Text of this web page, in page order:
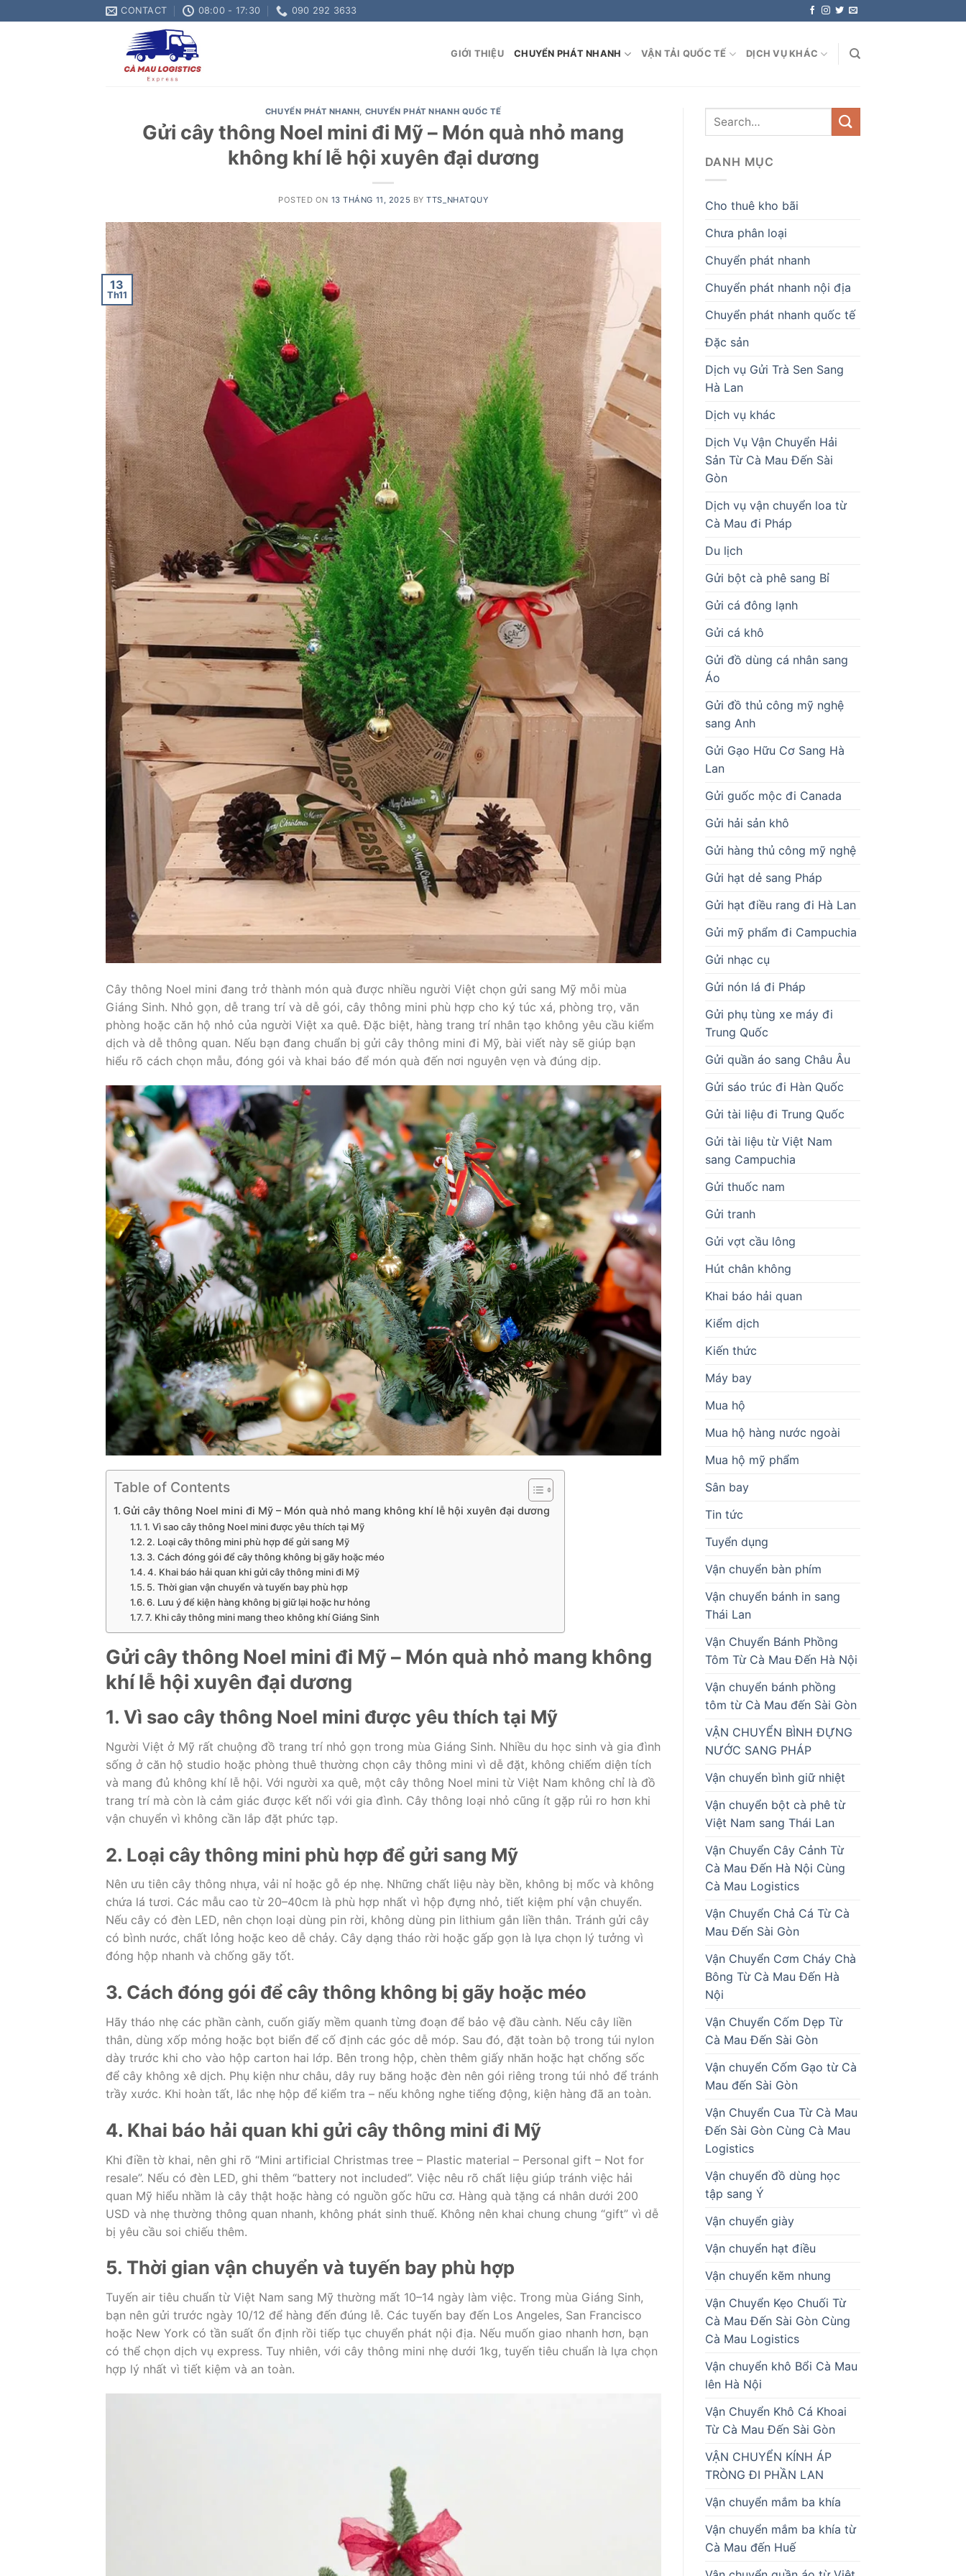
to
CONTACT 08:00 - 17:30 090 292 3633
GIỚI THIỆU CHUYỂN PHÁT NHANH VẬN TẢI QUỐC TẾ DỊCH VỤ KHÁC
CHUYỂN PHÁT NHANH, CHUYỂN PHÁT NHANH QUỐC TẾ
Gửi cây thông Noel mini đi Mỹ – Món quà nhỏ mang
không khí lễ hội xuyên đại dương
POSTED ON 13 THÁNG 11, 2025 BYTTS_NHATQUY
13
Th11
Cây thông Noel mini đang trở thành món quà được nhiều người Việt chọn gửi sang Mỹ mỗi mùa
Giáng Sinh. Nhỏ gọn, dễ trang trí và dễ gói, cây thông mini phù hợp cho ký túc xá, phòng trọ, văn
phòng hoặc căn hộ nhỏ của người Việt xa quê. Đặc biệt, hàng trang trí nhân tạo không yêu cầu kiểm
dịch và dễ thông quan. Nếu bạn đang chuẩn bị gửi cây thông mini đi Mỹ, bài viết này sẽ giúp bạn
hiểu rõ cách chọn mẫu, đóng gói và khai báo để món quà đến nơi nguyên vẹn và đúng dịp.
Table of Contents
Gửi cây thông Noel mini đi Mỹ – Món quà nhỏ mang không khí lễ hội xuyên đại dương
1. Vì sao cây thông Noel mini được yêu thích tại Mỹ
2. Loại cây thông mini phù hợp để gửi sang Mỹ
3. Cách đóng gói để cây thông không bị gãy hoặc méo
4. Khai báo hải quan khi gửi cây thông mini đi Mỹ
5. Thời gian vận chuyển và tuyến bay phù hợp
6. Lưu ý để kiện hàng không bị giữ lại hoặc hư hỏng
7. Khi cây thông mini mang theo không khí Giáng Sinh
Gửi cây thông Noel mini đi Mỹ – Món quà nhỏ mang không
khí lễ hội xuyên đại dương
1. Vì sao cây thông Noel mini được yêu thích tại Mỹ
Người Việt ở Mỹ rất chuộng đồ trang trí nhỏ gọn trong mùa Giáng Sinh. Nhiều du học sinh và gia đình
sống ở căn hộ studio hoặc phòng thuê thường chọn cây thông mini vì dễ đặt, không chiếm diện tích
và mang đủ không khí lễ hội. Với người xa quê, một cây thông Noel mini từ Việt Nam không chỉ là đồ
trang trí mà còn là cảm giác được kết nối với gia đình. Cây thông loại nhỏ cũng ít gặp rủi ro hơn khi
vận chuyển vì không cần lắp đặt phức tạp.
2. Loại cây thông mini phù hợp để gửi sang Mỹ
Nên ưu tiên cây thông nhựa, vải nỉ hoặc gỗ ép nhẹ. Những chất liệu này bền, không bị mốc và không
chứa lá tươi. Các mẫu cao từ 20–40cm là phù hợp nhất vì hộp đựng nhỏ, tiết kiệm phí vận chuyển.
Nếu cây có đèn LED, nên chọn loại dùng pin rời, không dùng pin lithium gắn liền thân. Tránh gửi cây
có bình nước, chất lỏng hoặc keo dễ chảy. Cây dạng tháo rời hoặc gấp gọn là lựa chọn lý tưởng vì
đóng hộp nhanh và chống gãy tốt.
3. Cách đóng gói để cây thông không bị gãy hoặc méo
Hãy tháo nhẹ các phần cành, cuốn giấy mềm quanh từng đoạn để bảo vệ đầu cành. Nếu cây liền
thân, dùng xốp mỏng hoặc bọt biển để cố định các góc dễ móp. Sau đó, đặt toàn bộ trong túi nylon
dày trước khi cho vào hộp carton hai lớp. Bên trong hộp, chèn thêm giấy nhăn hoặc hạt chống sốc
để cây không xê dịch. Phụ kiện như châu, dây ruy băng hoặc đèn nên gói riêng trong túi nhỏ để tránh
trầy xước. Khi hoàn tất, lắc nhẹ hộp để kiểm tra – nếu không nghe tiếng động, kiện hàng đã an toàn.
4. Khai báo hải quan khi gửi cây thông mini đi Mỹ
Khi điền tờ khai, nên ghi rõ “Mini artificial Christmas tree – Plastic material – Personal gift – Not for
resale”. Nếu có đèn LED, ghi thêm “battery not included”. Việc nêu rõ chất liệu giúp tránh việc hải
quan Mỹ hiểu nhầm là cây thật hoặc hàng có nguồn gốc hữu cơ. Hàng quà tặng cá nhân dưới 200
USD và nhẹ thường thông quan nhanh, không phát sinh thuế. Không nên khai chung chung “gift” vì dễ
bị yêu cầu soi chiếu thêm.
5. Thời gian vận chuyển và tuyến bay phù hợp
Tuyến air tiêu chuẩn từ Việt Nam sang Mỹ thường mất 10–14 ngày làm việc. Trong mùa Giáng Sinh,
bạn nên gửi trước ngày 10/12 để hàng đến đúng lễ. Các tuyến bay đến Los Angeles, San Francisco
hoặc New York có tần suất ổn định rồi tiếp tục chuyển phát nội địa. Nếu muốn giao nhanh hơn, bạn
có thể chọn dịch vụ express. Tuy nhiên, với cây thông mini nhẹ dưới 1kg, tuyến tiêu chuẩn là lựa chọn
hợp lý nhất vì tiết kiệm và an toàn.
DANH MỤC
Cho thuê kho bãi
Chưa phân loại
Chuyển phát nhanh
Chuyển phát nhanh nội địa
Chuyển phát nhanh quốc tế
Đặc sản
Dịch vụ Gửi Trà Sen Sang
Hà Lan
Dịch vụ khác
Dịch Vụ Vận Chuyển Hải
Sản Từ Cà Mau Đến Sài
Gòn
Dịch vụ vận chuyển loa từ
Cà Mau đi Pháp
Du lịch
Gửi bột cà phê sang Bỉ
Gửi cá đông lạnh
Gửi cá khô
Gửi đồ dùng cá nhân sang
Áo
Gửi đồ thủ công mỹ nghệ
sang Anh
Gửi Gạo Hữu Cơ Sang Hà
Lan
Gửi guốc mộc đi Canada
Gửi hải sản khô
Gửi hàng thủ công mỹ nghệ
Gửi hạt dẻ sang Pháp
Gửi hạt điều rang đi Hà Lan
Gửi mỹ phẩm đi Campuchia
Gửi nhạc cụ
Gửi nón lá đi Pháp
Gửi phụ tùng xe máy đi
Trung Quốc
Gửi quần áo sang Châu Âu
Gửi sáo trúc đi Hàn Quốc
Gửi tài liệu đi Trung Quốc
Gửi tài liệu từ Việt Nam
sang Campuchia
Gửi thuốc nam
Gửi tranh
Gửi vợt cầu lông
Hút chân không
Khai báo hải quan
Kiểm dịch
Kiến thức
Máy bay
Mua hộ
Mua hộ hàng nước ngoài
Mua hộ mỹ phẩm
Sân bay
Tin tức
Tuyển dụng
Vận chuyển bàn phím
Vận chuyển bánh in sang
Thái Lan
Vận Chuyển Bánh Phồng
Tôm Từ Cà Mau Đến Hà Nội
Vận chuyển bánh phồng
tôm từ Cà Mau đến Sài Gòn
VẬN CHUYỂN BÌNH ĐỰNG
NƯỚC SANG PHÁP
Vận chuyển bình giữ nhiệt
Vận chuyển bột cà phê từ
Việt Nam sang Thái Lan
Vận Chuyển Cây Cảnh Từ
Cà Mau Đến Hà Nội Cùng
Cà Mau Logistics
Vận Chuyển Chả Cá Từ Cà
Mau Đến Sài Gòn
Vận Chuyển Cơm Cháy Chà
Bông Từ Cà Mau Đến Hà
Nội
Vận Chuyển Cốm Dẹp Từ
Cà Mau Đến Sài Gòn
Vận chuyển Cốm Gạo từ Cà
Mau đến Sài Gòn
Vận Chuyển Cua Từ Cà Mau
Đến Sài Gòn Cùng Cà Mau
Logistics
Vận chuyển đồ dùng học
tập sang Ý
Vận chuyển giày
Vận chuyển hạt điều
Vận chuyển kẽm nhung
Vận Chuyển Kẹo Chuối Từ
Cà Mau Đến Sài Gòn Cùng
Cà Mau Logistics
Vận chuyển khô Bổi Cà Mau
lên Hà Nội
Vận Chuyển Khô Cá Khoai
Từ Cà Mau Đến Sài Gòn
VẬN CHUYỂN KÍNH ÁP
TRÒNG ĐI PHẦN LAN
Vận chuyển mắm ba khía
Vận chuyển mắm ba khía từ
Cà Mau đến Huế